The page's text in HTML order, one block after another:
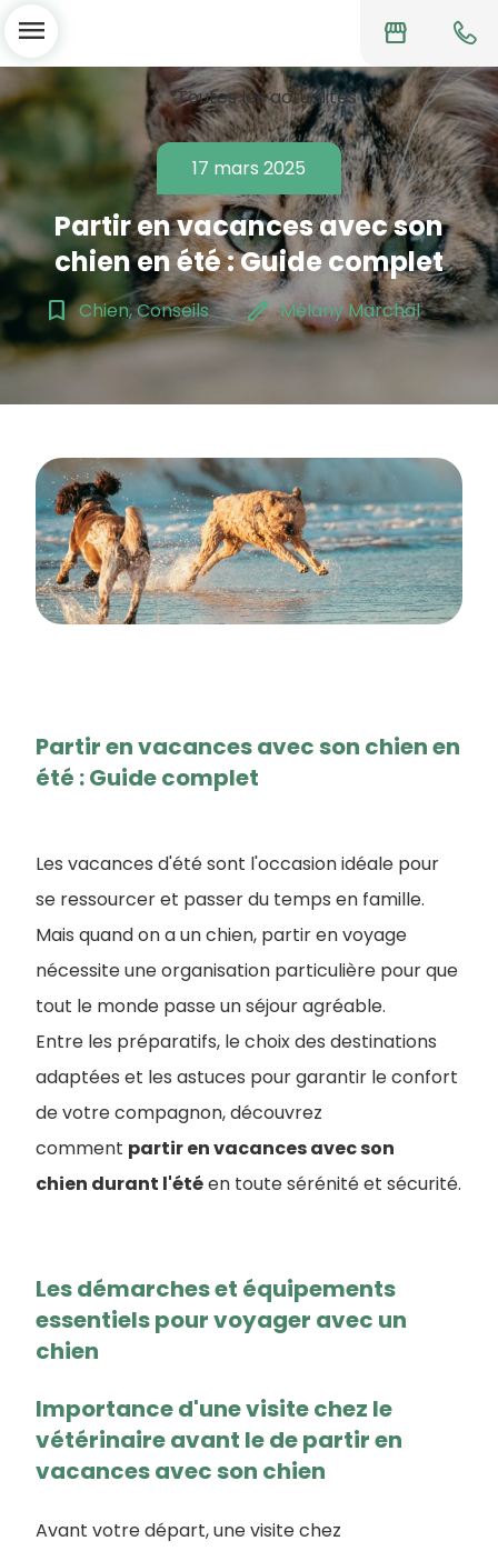
storefront
menu
chevron_left Toutes les actualités
17 mars 2025
Partir en vacances avec son
chien en été : Guide complet
bookmark_border Chien, Conseils edit Mélany Marchal
Partir en vacances avec son chien en
été : Guide complet
Les vacances d'été sont l'occasion idéale pour
se ressourcer et passer du temps en famille.
Mais quand on a un chien, partir en voyage
nécessite une organisation particulière pour que
tout le monde passe un séjour agréable.
Entre les préparatifs, le choix des destinations
adaptées et les astuces pour garantir le confort
de votre compagnon, découvrez
comment partir en vacances avec son
chien durant l'étéen toute sérénité et sécurité.
Les démarches et équipements
essentiels pour voyager avec un
chien
Importance d'une visite chez le
vétérinaire avant le de partir en
vacances avec son chien
Avant votre départ, une visite chez